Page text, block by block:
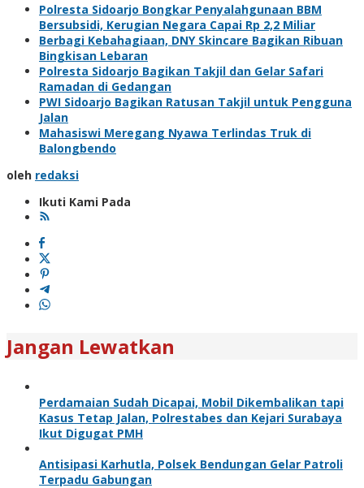
Polresta Sidoarjo Bongkar Penyalahgunaan BBM
Bersubsidi, Kerugian Negara Capai Rp 2,2 Miliar
Berbagi Kebahagiaan, DNY Skincare Bagikan Ribuan
Bingkisan Lebaran
Polresta Sidoarjo Bagikan Takjil dan Gelar Safari
Ramadan di Gedangan
PWI Sidoarjo Bagikan Ratusan Takjil untuk Pengguna
Jalan
Mahasiswi Meregang Nyawa Terlindas Truk di
Balongbendo
oleh redaksi
Ikuti Kami Pada
Jangan Lewatkan
Perdamaian Sudah Dicapai, Mobil Dikembalikan tapi
Kasus Tetap Jalan, Polrestabes dan Kejari Surabaya
Ikut Digugat PMH
Antisipasi Karhutla, Polsek Bendungan Gelar Patroli
Terpadu Gabungan